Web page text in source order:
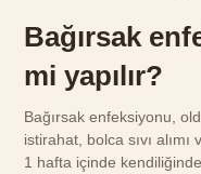
Bağırsak
mi yapılır?
Bağırsak enfeksiyonu,
istirahat, bolca sıvı
1 hafta içinde